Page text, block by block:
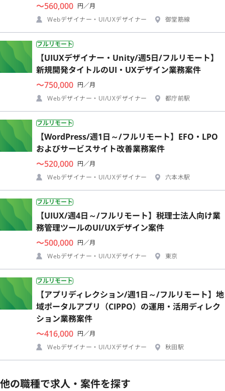
〜560,000 円／月
Webデザイナー・UI/UXデザイナー
御堂筋線
フルリモート
【UIUXデザイナー・Unity/週5日/フルリモート】
新規開発タイトルのUI・UXデザイン業務案件
〜750,000 円／月
Webデザイナー・UI/UXデザイナー
都庁前駅
フルリモート
【WordPress/週1日～/フルリモート】EFO・LPO
およびサービスサイト改善業務案件
〜520,000 円／月
Webデザイナー・UI/UXデザイナー
六本木駅
フルリモート
【UIUX/週4日～/フルリモート】税理士法人向け業
務管理ツールのUI/UXデザイン案件
〜500,000 円／月
Webデザイナー・UI/UXデザイナー
東京
フルリモート
【アプリディレクション/週1日～/フルリモート】地
域ポータルアプリ（CIPPO）の運用・活用ディレク
ション業務案件
〜416,000 円／月
Webデザイナー・UI/UXデザイナー
秋田駅
他の職種で求人・案件を探す